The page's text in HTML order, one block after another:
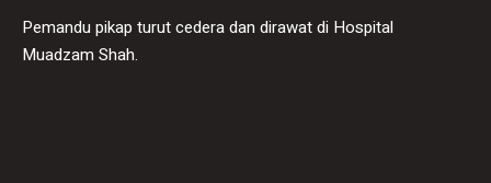
Pemandu pikap turut cedera dan dirawat di Hospital
Muadzam Shah.